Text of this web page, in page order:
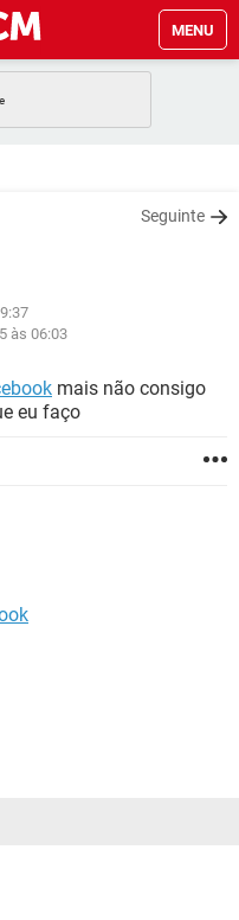
MENU
GMAIL
WHATSAPP
Seguinte
às 06:03
mais não consigo
eu faço